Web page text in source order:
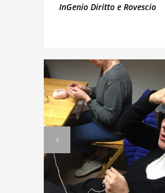
InGenio Diritto e Rovescio